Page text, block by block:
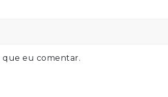
que eu comentar.